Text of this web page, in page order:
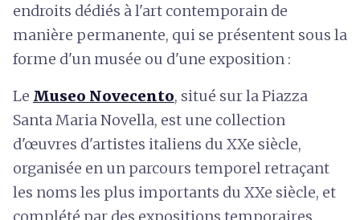
endroits dédiés à l'art contemporain de
manière permanente, qui se présentent sous la
forme d'un musée ou d'une exposition :
Le Museo Novecento, situé sur la Piazza
Santa Maria Novella, est une collection
d'œuvres d'artistes italiens du XXe siècle,
organisée en un parcours temporel retraçant
les noms les plus importants du XXe siècle, et